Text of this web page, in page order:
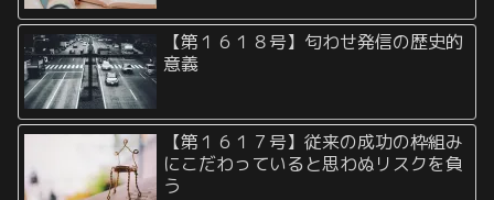
【第１６１８号】匂わせ発信の歴史的
意義
【第１６１７号】従来の成功の枠組み
にこだわっていると思わぬリスクを負
う